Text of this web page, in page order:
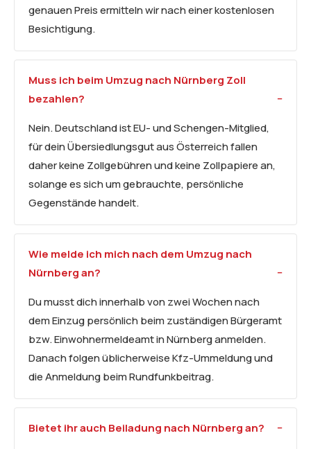
genauen Preis ermitteln wir nach einer kostenlosen
Besichtigung.
Muss ich beim Umzug nach Nürnberg Zoll
bezahlen?
Nein. Deutschland ist EU- und Schengen-Mitglied,
für dein Übersiedlungsgut aus Österreich fallen
daher keine Zollgebühren und keine Zollpapiere an,
solange es sich um gebrauchte, persönliche
Gegenstände handelt.
Wie melde ich mich nach dem Umzug nach
Nürnberg an?
Du musst dich innerhalb von zwei Wochen nach
dem Einzug persönlich beim zuständigen Bürgeramt
bzw. Einwohnermeldeamt in Nürnberg anmelden.
Danach folgen üblicherweise Kfz-Ummeldung und
die Anmeldung beim Rundfunkbeitrag.
Bietet ihr auch Beiladung nach Nürnberg an?